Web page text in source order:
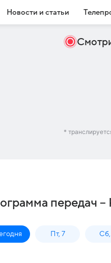
Новости и статьи
*
передач
Пт, 7 Сб,